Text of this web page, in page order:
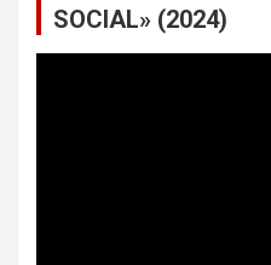
SOCIAL» (2024)